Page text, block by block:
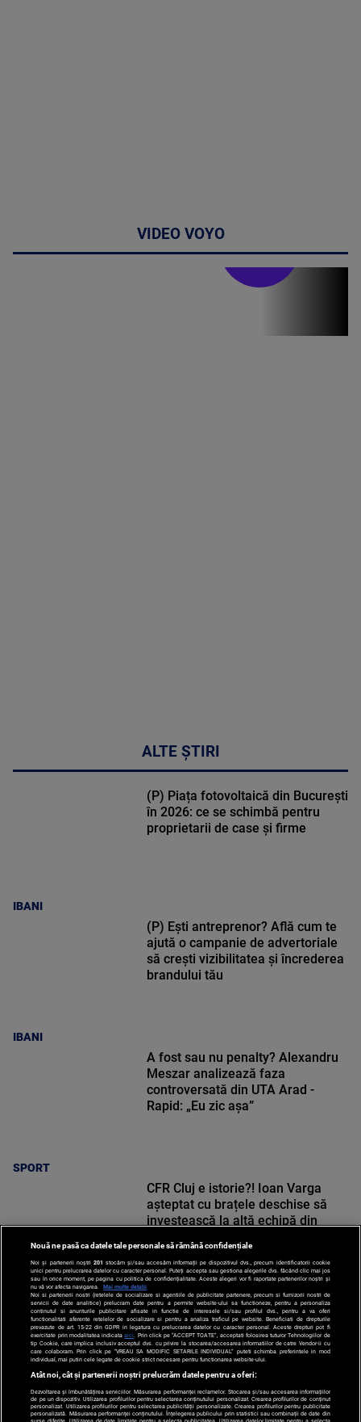
VIDEO VOYO
ALTE ȘTIRI
IBANI
(P) Piața fotovoltaică din București
în 2026: ce se schimbă pentru
proprietarii de case și firme
IBANI
(P) Ești antreprenor? Află cum te
ajută o campanie de advertoriale
să crești vizibilitatea și încrederea
brandului tău
SPORT
A fost sau nu penalty? Alexandru
Meszar analizează faza
controversată din UTA Arad -
Rapid: „Eu zic așa”
SPORT
CFR Cluj e istorie?! Ioan Varga
așteptat cu brațele deschise să
investească la altă echipă din
Nouă ne pasă ca datele tale personale să rămână confidențiale
Noi și partenerii noștri 201 stocăm și/sau accesăm informații pe dispozitivul dvs., precum identificatorii cookie
unici pentru prelucrarea datelor cu caracter personal. Puteți accepta sau gestiona alegerile dvs. făcând clic mai jos
sau în orice moment, pe pagina cu politica de confidențialitate. Aceste alegeri vor fi raportate partenerilor noștri și
nu vă vor afecta navigarea.
Mai multe detalii
Noi si partenerii nostri (retelele de socializare si agentiile de publicitate partenere, precum si furnizorii nostri de
servicii de date analitice) prelucram date pentru a permite website-ului sa functioneze, pentru a personaliza
continutul si anunturile publicitare afisate in functie de interesele si/sau profilul dvs., pentru a va oferi
functionalitati aferente retelelor de socializare si pentru a analiza traficul pe website. Beneficiati de drepturile
prevazute de art. 15-22 din GDPR in legatura cu prelucrarea datelor cu caracter personal. Aceste drepturi pot fi
exercitate prin modalitatea indicataaici . Prin click pe “ACCEPT TOATE”, acceptati folosirea tuturor Tehnologiilor de
tip Cookie, care implica inclusiv acceptul dvs. cu privire la stocarea/accesarea informatiilor de catre Vendor-ii cu
care colaboram. Prin click pe “VREAU SA MODIFIC SETARILE INDIVIDUAL” puteti schimba preferintele in mod
individual, mai putin cele legate de cookie strict necesare pentru functionarea website-ului.
Atât noi, cât și partenerii noștri prelucrăm datele pentru a oferi:
Dezvoltarea și îmbunătățirea serviciilor. Măsurarea performanței reclamelor. Stocarea și/sau accesarea informațiilor
de pe un dispozitiv. Utilizarea profilurilor pentru selectarea conținutului personalizat. Crearea profilurilor de conținut
personalizat. Utilizarea profilurilor pentru selectarea publicității personalizate. Crearea profilurilor pentru publicitate
personalizată. Măsurarea performanței conținutului. Înțelegerea publicului prin statistici sau combinații de date din